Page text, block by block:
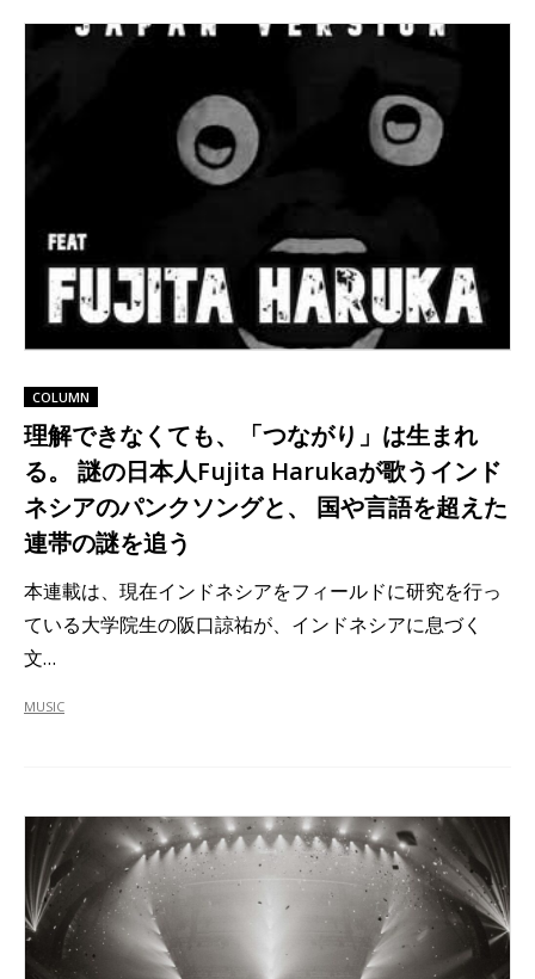
COLUMN
理解できなくても、「つながり」は生まれ
る。 謎の日本人Fujita Harukaが歌うインド
ネシアのパンクソングと、 国や言語を超えた
連帯の謎を追う
本連載は、現在インドネシアをフィールドに研究を行っ
ている大学院生の阪口諒祐が、インドネシアに息づく
文…
MUSIC